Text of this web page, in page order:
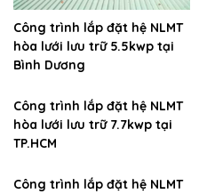
Công trình lắp đặt hệ NLMT
hòa lưới lưu trữ 5.5kwp tại
Bình Dương
Công trình lắp đặt hệ NLMT
hòa lưới lưu trữ 7.7kwp tại
TP.HCM
Công trình lắp đặt hệ NLMT